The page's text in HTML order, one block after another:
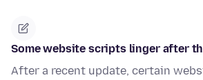
Some website scripts linger after
After a recent update, certain